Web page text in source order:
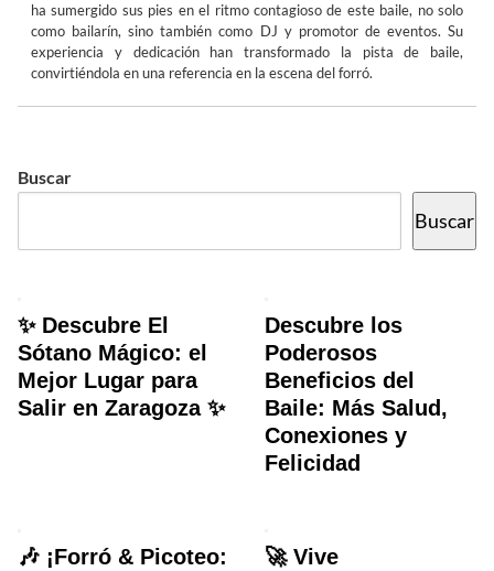
ha sumergido sus pies en el ritmo contagioso de este baile, no solo
como bailarín, sino también como DJ y promotor de eventos. Su
experiencia y dedicación han transformado la pista de baile,
convirtiéndola en una referencia en la escena del forró.
Buscar
Buscar
✨ Descubre El
Sótano Mágico: el
Mejor Lugar para
Salir en Zaragoza ✨
Descubre los
Poderosos
Beneficios del
Baile: Más Salud,
Conexiones y
Felicidad
🎶 ¡Forró & Picoteo:
🚀 Vive